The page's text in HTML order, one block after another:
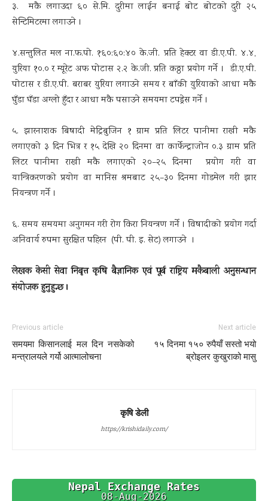
३. मकै लगाउदा ६० से.मि. दुरीमा लाईन बनाई बोट बोटको दुरी २५
सेन्टिमिटरमा लगाउने ।
४.सन्तुलित मल ना.फ.पो. १६०:६०:४० के.जी. प्रति हेक्टर वा डी.ए.पी. ४.४,
युरिया १०.० र म्यूरेट अफ पोटास २.२ के.जी. प्रति कठ्ठा प्रयोग गर्ने । डी.ए.पी.
पोटास र डी.ए.पी. बराबर युरिया लगाउने समय र बाँकी युरियाको आधा मकै
घुँडा घँडा अग्लो हुँदा र आधा मकै पसाउने समयमा टपड्रेस गर्ने ।
५. झारनाशक बिषादी मेट्रिबुजिन १ ग्राम प्रति लिटर पानीमा राखी मकै
लगाएको ३ दिन भित्र र १५ देखि २० दिनमा वा कार्फेन्ट्राजोन ०.३ ग्राम प्रति
लिटर पानीमा राखी मकै लगाएको २०–२५ दिनमा प्रयोग गरी वा
यान्त्रिकरणको प्रयोग वा मानिस श्रमबाट २५–३० दिनमा गोडमेल गरी झार
नियन्त्रण गर्ने ।
६. समय समयमा अनुगमन गरी रोग किरा नियन्त्रण गर्ने । विषादीको प्रयोग गर्दा
अनिवार्य रुपमा सुरक्षित पहिरन (पी‍. पी. इ. सेट) लगाउने ।
लेखक केसी सेवा निबृत्त कृषि बैज्ञानिक एवं पूर्ब राष्ट्रिय मकैबाली अनुसन्धान
संयोजक हुनुहुन्छ ।
Previous article
समयमा किसानलाई मल दिन नसकेको
मन्त्रालयले गर्यो आत्मालोचना
Next article
१५ दिनमा १५० रुपैयाँ सस्तो भयो
ब्रोइलर कुखुराको मासु
कृषि डेली
https://krishidaily.com/